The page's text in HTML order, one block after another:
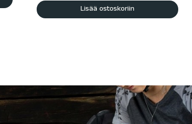
Lisää ostoskoriin